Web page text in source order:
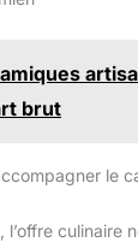
brut
le
l’offre culinaire